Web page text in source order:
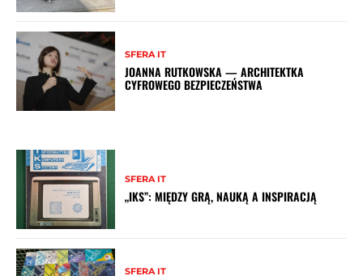
SFERA IT
JOANNA RUTKOWSKA — ARCHITEKTKA
CYFROWEGO BEZPIECZEŃSTWA
SFERA IT
„IKS”: MIĘDZY GRĄ, NAUKĄ A INSPIRACJĄ
SFERA IT